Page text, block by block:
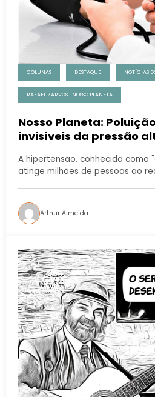
COLUNAS DESTAQUE NOTÍCIAS
RAFAEL ZARVOS | NOSSO PLANETA
Nosso Planeta:
invisíveis da pressão
A hipertensão, conhecida como
atinge milhões de pessoas ao
Arthur Almeida